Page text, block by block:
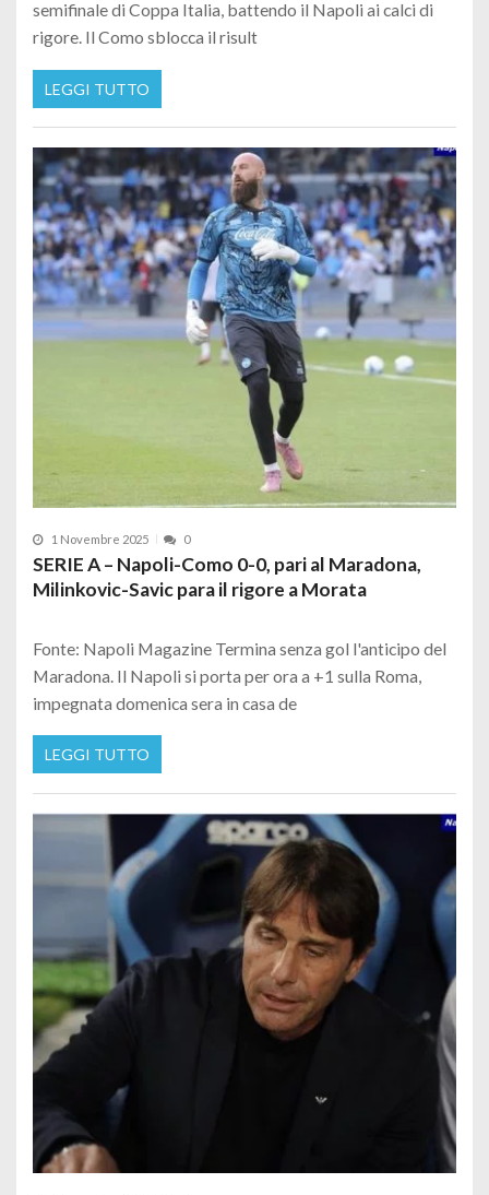
semifinale di Coppa Italia, battendo il Napoli ai calci di
rigore. Il Como sblocca il risult
LEGGI TUTTO
1 Novembre 2025 0
SERIE A – Napoli-Como 0-0, pari al Maradona,
Milinkovic-Savic para il rigore a Morata
Fonte: Napoli Magazine Termina senza gol l'anticipo del
Maradona. Il Napoli si porta per ora a +1 sulla Roma,
impegnata domenica sera in casa de
LEGGI TUTTO